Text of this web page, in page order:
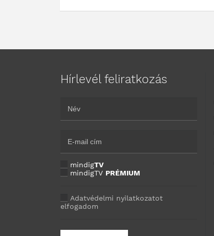
Hírlevél feliratkozás
mindigTV
mindigTV PRÉMIUM
Adatvédelmi nyilatkozatot
elfogadom